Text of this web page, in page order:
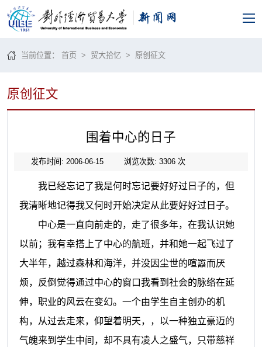
当前位置：首页 > 贸大拾忆 > 原创征文
原创征文
围着中心的日子
发布时间: 2006-06-15 浏览次数: 3306次
我已经忘记了我是何时忘记要好好过日子的，但
我清晰地记得我又何时开始决定从此要好好过日子。
中心是一直向前走的，走了很多年，在我认识她
以前；我有幸搭上了中心的航班，并和她一起飞过了
大半年，越过森林和海洋，并没因尘世的喧嚣而厌
烦，反倒觉得通过中心的窗口我看到社会的脉络在延
伸，职业的风云在变幻。一个由学生自主创办的机
构，从过去走来，仰望着明天，，以一种独立豪迈的
气魄来到学生中间，却不具有凌人之盛气，只带慈祥